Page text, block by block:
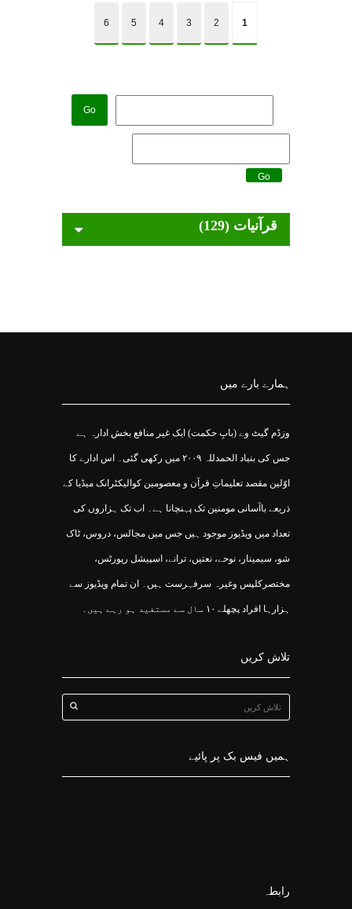
1
2
3
4
5
6
Go
Go
قرآنیات (129)
ہمارے بارے میں
وزڈم گیٹ وے (بابِ حکمت) ایک غیر منافع بخش ادارہ ہے
جس کی بنیاد الحمدللہ ۲۰۰۹ میں رکھی گئی۔ اس ادارے کا
اوّلین مقصد تعلیماتِ قرآن و معصومین کوالیکٹرانک میڈیا کے
ذریعے باآسانی مومنین تک پہنچانا ہے۔ اب تک ہزاروں کی
تعداد میں ویڈیوز موجود ہیں جس میں مجالس، دروس، ٹاک
شو، سیمینار، نوحے، نعتیں، ترانے، اسپیشل رپورٹس،
مختصرکلپس وغیرہ سرفہرست ہیں۔ ان تمام ویڈیوز سے
ہزارہا افراد پچھلے ۱۰ سال سے مستفید ہو رہے ہیں۔
تلاش کریں
ہمیں فیس بک پر پائیے
رابطہ